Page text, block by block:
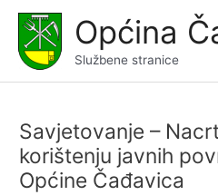
content
Općina
Službene stranice
Savjetovanje –
korištenju javnih
Općine Čađavica